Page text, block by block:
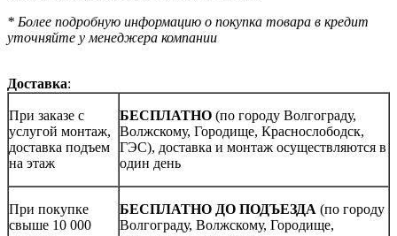
* Более подробную информацию о покупка товара в кредит
уточняйте у менеджера компании
Доставка:
При заказе с
услугой монтаж,
доставка подъем
на этаж
БЕСПЛАТНО (по городу Волгограду,
Волжскому, Городище, Краснослободск,
ГЭС), доставка и монтаж осуществляются в
один день
При покупке
свыше 10 000
БЕСПЛАТНО ДО ПОДЪЕЗДА (по городу
Волгограду, Волжскому, Городище,